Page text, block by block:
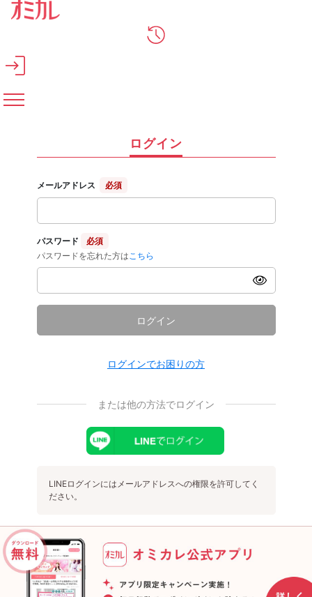
メインコンテンツへスキップ
ログイン
メールアドレス 必須
パスワード
必須
パスワードを忘れた方は こちら
ログイン
ログインでお困りの方
または他の方法でログイン
LINEログインにはメールアドレスへの権限を許可してく
ださい。